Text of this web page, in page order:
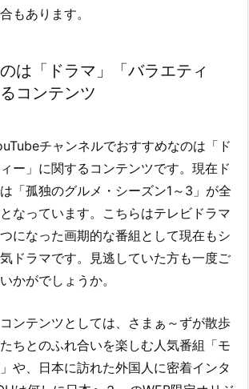
もあります。
は「ドラマ」「バラエティ
コンテンツ
チャンネルでおすすめなのは「ド
ー」に関するコンテンツです。現在ド
「孤独のグルメ・シーズン1～3」が全
なっています。こちらはテレビドラマ
になった画期的な番組として現在もシ
ドラマです。見逃していた方も一度ご
かがでしょうか。
ンテンツとしては、さまぁ～ずが散歩
ちとのふれ合いを楽しむ人気番組「モ
や、日本に訪れた外国人に密着インタ